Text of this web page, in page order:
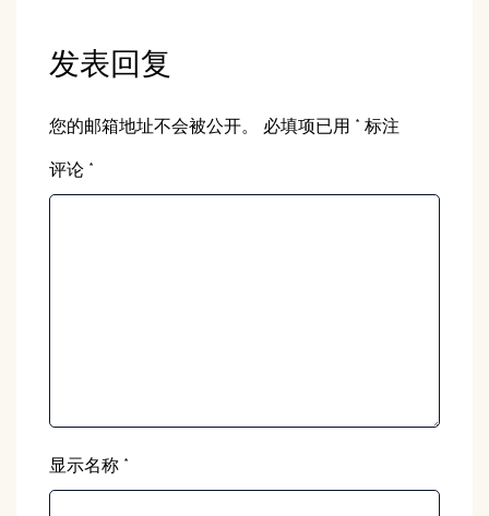
发表回复
您的邮箱地址不会被公开。 必填项已用 * 标注
评论 *
显示名称 *